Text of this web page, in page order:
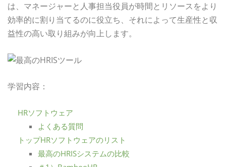
は、マネージャーと人事担当役員が時間とリソースをより
効率的に割り当てるのに役立ち、それによって生産性と収
益性の高い取り組みが向上します。
学習内容：
HRソフトウェア
よくある質問
トップHRソフトウェアのリスト
最高のHRISシステムの比較